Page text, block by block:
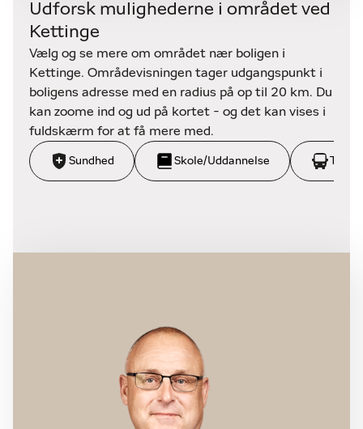
Udforsk mulighederne i området ved
Kettinge
Vælg og se mere om området nær boligen i
Kettinge. Områdevisningen tager udgangspunkt i
boligens adresse med en radius på op til 20 km. Du
kan zoome ind og ud på kortet - og det kan vises i
fuldskærm for at få mere med.
Sundhed Skole/Uddannelse